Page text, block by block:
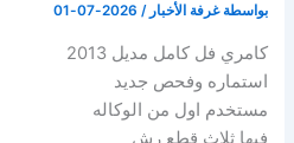
بواسطة غرفة الأخبار/
2026-07-01
كامري فل كامل مديل 2013
استماره وفحص جديد
مستخدم اول من الوكاله
فيها ثلاث قطع رش